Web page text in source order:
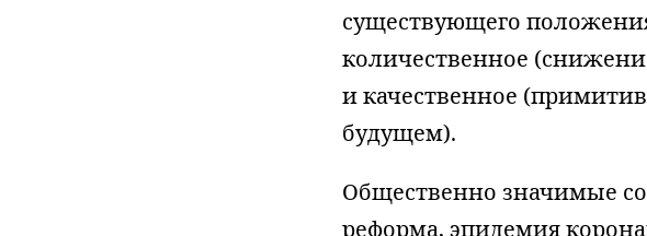
существующего
количественное
и качественное
будущем).
Общественно значимые
реформа, эпидемия